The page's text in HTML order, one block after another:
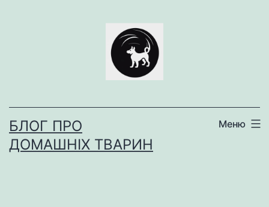
БЛОГ ПРО
ДОМАШНІХ ТВАРИН
Меню